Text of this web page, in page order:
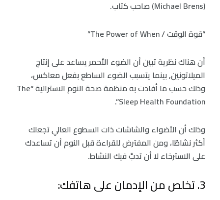
(Michael Brens) صاحب كتاب.
“قوة الوقت / The Power of When”
أن هناك نظرية تبين أن الضوء الأحمر يساعد على إنتاج
الميلاتونين, بينما يتسبب الضوء الساطع بفعل معاكس،
وذلك حسب ما أفادت به منظمة صحة النوم الاسترالية “The
Sleep Health Foundation”.
وذلك أن الأضواء والشاشات ذات السطوع العالي تجعلك
أكثر نشاطًا، ومن المفترض للقراءة قبل النوم أن تساعدك
على الاسترخاء لا أن تدبَّ فيك النشاط.
3. تخلص من الإدمان على هاتفك: